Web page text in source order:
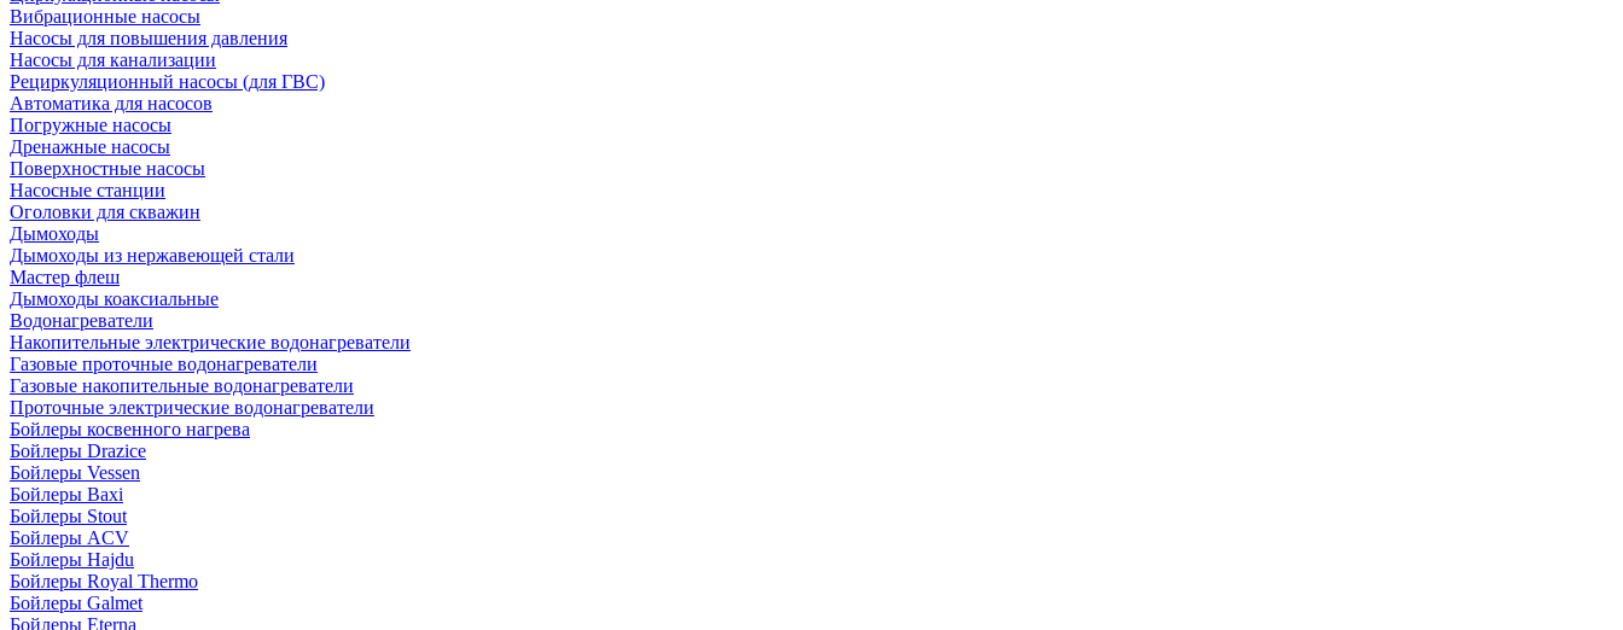
Вибрационные насосы
Насосы для повышения давления
Насосы для канализации
Рециркуляционный насосы (для ГВС)
Автоматика для насосов
Погружные насосы
Дренажные насосы
Поверхностные насосы
Насосные станции
Оголовки для скважин
Дымоходы
Дымоходы из нержавеющей стали
Мастер флеш
Дымоходы коаксиальные
Водонагреватели
Накопительные электрические водонагреватели
Газовые проточные водонагреватели
Газовые накопительные водонагреватели
Проточные электрические водонагреватели
Бойлеры косвенного нагрева
Бойлеры Drazice
Бойлеры Vessen
Бойлеры Baxi
Бойлеры Stout
Бойлеры ACV
Бойлеры Hajdu
Бойлеры Royal Thermo
Бойлеры Galmet
Бойлеры Eterna